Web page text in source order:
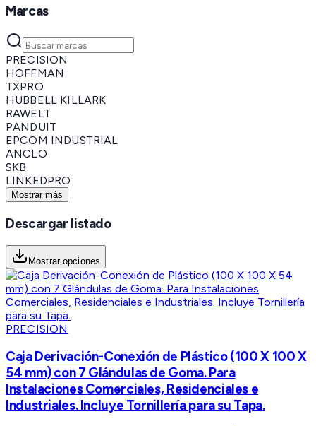
Marcas
PRECISION
HOFFMAN
TXPRO
HUBBELL KILLARK
RAWELT
PANDUIT
EPCOM INDUSTRIAL
ANCLO
SKB
LINKEDPRO
Mostrar más
Descargar listado
Mostrar opciones
PRECISION
Caja Derivación-Conexión de Plástico (100 X 100 X
54 mm) con 7 Glándulas de Goma. Para
Instalaciones Comerciales, Residenciales e
Industriales. Incluye Tornillería para su Tapa.